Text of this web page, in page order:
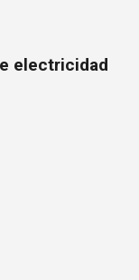
electricidad